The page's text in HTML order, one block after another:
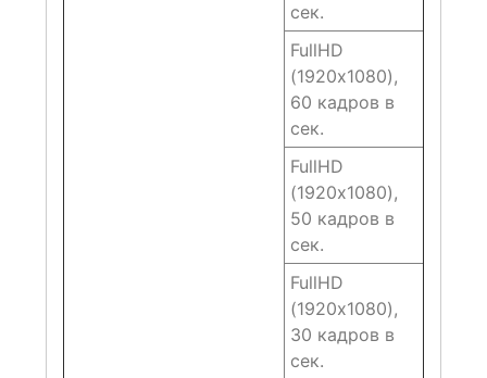
сек.
FullHD
(1920х1080),
60 кадров в
сек.
FullHD
(1920х1080),
50 кадров в
сек.
FullHD
(1920х1080),
30 кадров в
сек.